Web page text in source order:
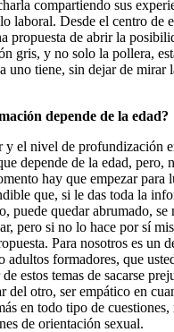
compartiendo sus
laboral. Desde el centro de
propuesta de abrir la
gris, y no solo la pollera,
uno tiene, sin dejar de mirar
depende de la edad?
y el nivel de profundización
depende de la edad, pero,
hay que empezar para
que, si le das toda la
puede quedar abrumado, se
pero si no lo hace por sí
Para nosotros es un
adultos formadores, que
estos temas de sacarse
del otro, ser empático en
en todo tipo de cuestiones,
de orientación sexual.